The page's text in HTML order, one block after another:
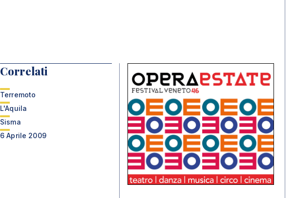
Correlati
Terremoto
L'Aquila
Sisma
6 Aprile 2009